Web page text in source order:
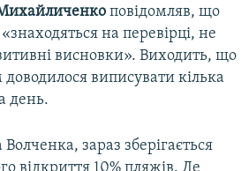
повідомляв, що
на перевірці, не
висновки». Виходить, що
виписувати кілька
день.
зараз зберігається
відкриття 10% пляжів. Де